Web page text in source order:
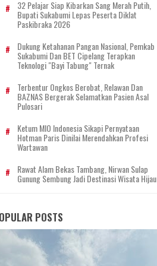
32 Pelajar Siap Kibarkan Sang Merah Putih,
Bupati Sukabumi Lepas Peserta Diklat
Paskibraka 2026
Dukung Ketahanan Pangan Nasional, Pemkab
Sukabumi Dan BET Cipelang Terapkan
Teknologi "Bayi Tabung" Ternak
Terbentur Ongkos Berobat, Relawan Dan
BAZNAS Bergerak Selamatkan Pasien Asal
Pulosari
Ketum MIO Indonesia Sikapi Pernyataan
Hotman Paris Dinilai Merendahkan Profesi
Wartawan
Rawat Alam Bekas Tambang, Nirwan Sulap
Gunung Sembung Jadi Destinasi Wisata Hijau
POSTS